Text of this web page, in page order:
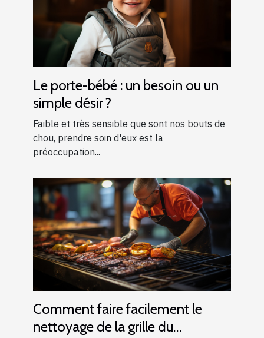
Le porte-bébé : un besoin ou un
simple désir ?
Faible et très sensible que sont nos bouts de
chou, prendre soin d'eux est la
préoccupation...
Comment faire facilement le
nettoyage de la grille du